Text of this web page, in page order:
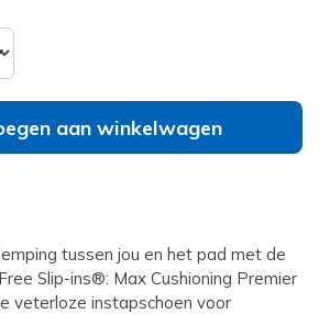
aan winkelwagen
tussen jou en het pad met de
Slip-ins®: Max Cushioning Premier
veterloze instapschoen voor